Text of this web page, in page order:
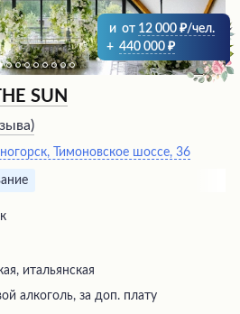
и от 12 000
/чел.
+ 440 000
SUN
)
Тимоновское шоссе, 36
итальянская
алкоголь, за доп. плату